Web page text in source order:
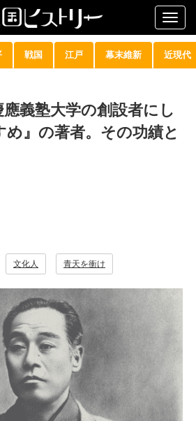
戦国 江戸 幕末維新 近現代
應義塾大学の創設者にし
め』の著者。その功績と
文化人 青天を衝け